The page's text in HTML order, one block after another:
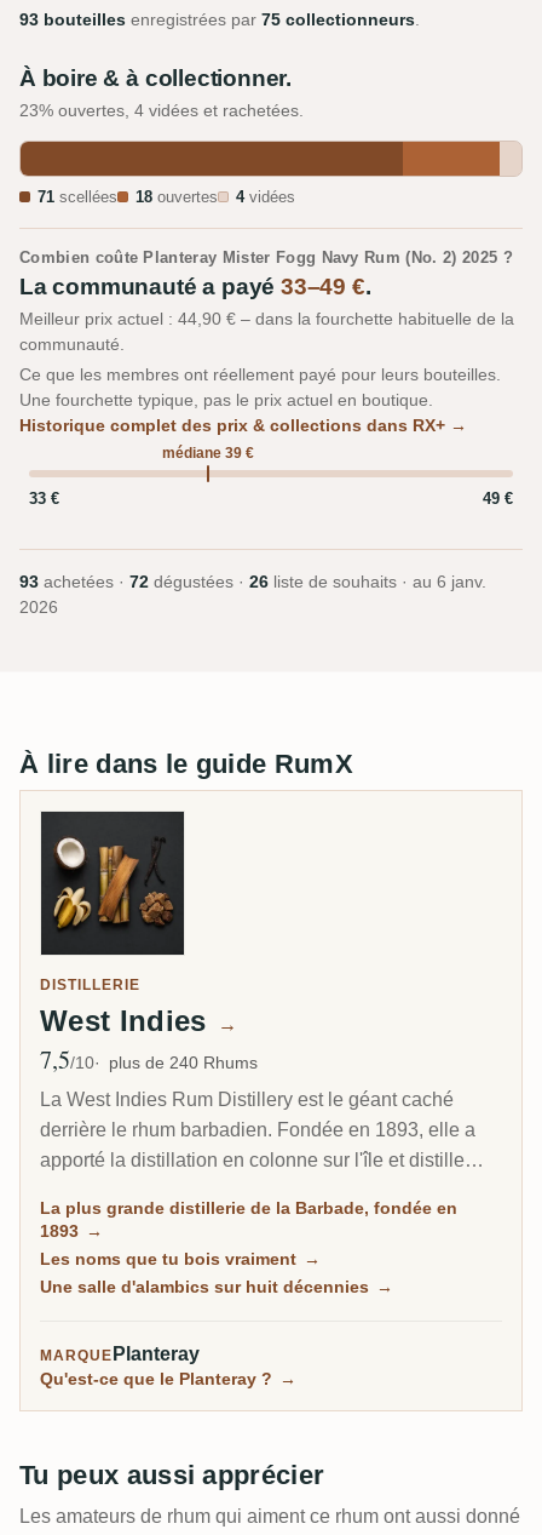
93 bouteilles enregistrées par 75 collectionneurs.
À boire & à collectionner.
23% ouvertes, 4 vidées et rachetées.
71 scellées 18 ouvertes 4vidées
Combien coûte Planteray Mister Fogg Navy Rum (No. 2) 2025 ?
La communauté a payé33–49 €.
Meilleur prix actuel : 44,90 € – dans la fourchette habituelle de la
communauté.
Ce que les membres ont réellement payé pour leurs bouteilles.
Une fourchette typique, pas le prix actuel en boutique.
Historique complet des prix & collections dans RX+ →
médiane 39 €
33 € 49 €
93 achetées · 72 dégustées · 26 liste de souhaits · au 6 janv.
2026
À lire dans le guide RumX
DISTILLERIE
West Indies →
Note moyenne
7,5/10 plus de 240 Rhums
La West Indies Rum Distillery est le géant caché
derrière le rhum barbadien. Fondée en 1893, elle a
apporté la distillation en colonne sur l'île et distille
Barbade. Depuis 2017, elle est le foyer barbadien de
Plantation Rum, et pourtant l'essentiel de sa
production te parvient sous d'autres noms.
La plus grande distillerie de la Barbade, fondée en
1893 →
Les noms que tu bois vraiment →
Une salle d'alambics sur huit décennies →
MARQUE Planteray
Qu'est-ce que le Planteray ? →
Tu peux aussi apprécier
Les amateurs de rhum qui aiment ce rhum ont aussi donné